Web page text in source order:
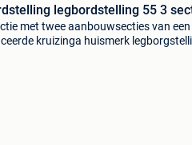
legbordstelling 55 3
met twee aanbouwsecties van
kruizinga huismerk